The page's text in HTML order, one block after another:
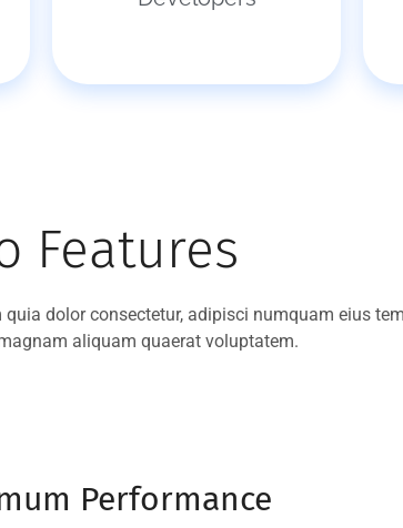
Features
dolor consectetur, adipisci numquam eius
aliquam quaerat voluptatem.
Performance